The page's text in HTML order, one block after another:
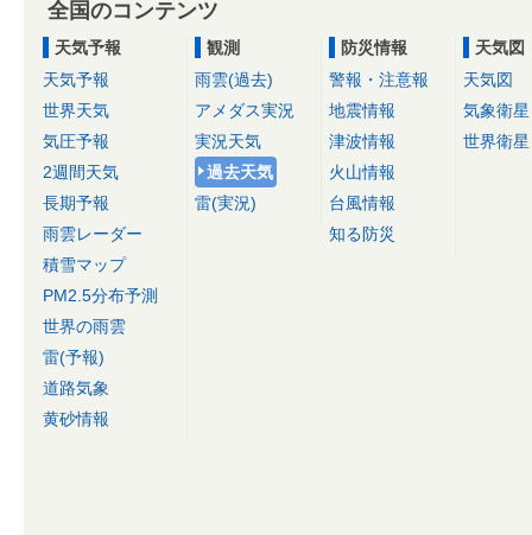
全国のコンテンツ
天気予報
天気予報
世界天気
気圧予報
2週間天気
長期予報
雨雲レーダー
積雪マップ
PM2.5分布予測
世界の雨雲
雷(予報)
道路気象
黄砂情報
観測
雨雲(過去)
アメダス実況
実況天気
過去天気
雷(実況)
防災情報
警報・注意報
地震情報
津波情報
火山情報
台風情報
知る防災
天気図
天気図
気象衛星
世界衛星